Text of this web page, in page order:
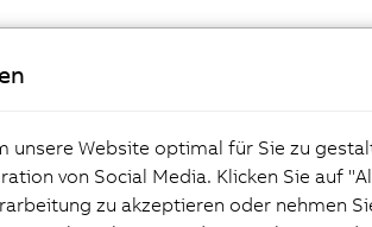
unsere Website optimal für Sie zu
von Social Media. Klicken Sie auf
zu akzeptieren oder nehmen